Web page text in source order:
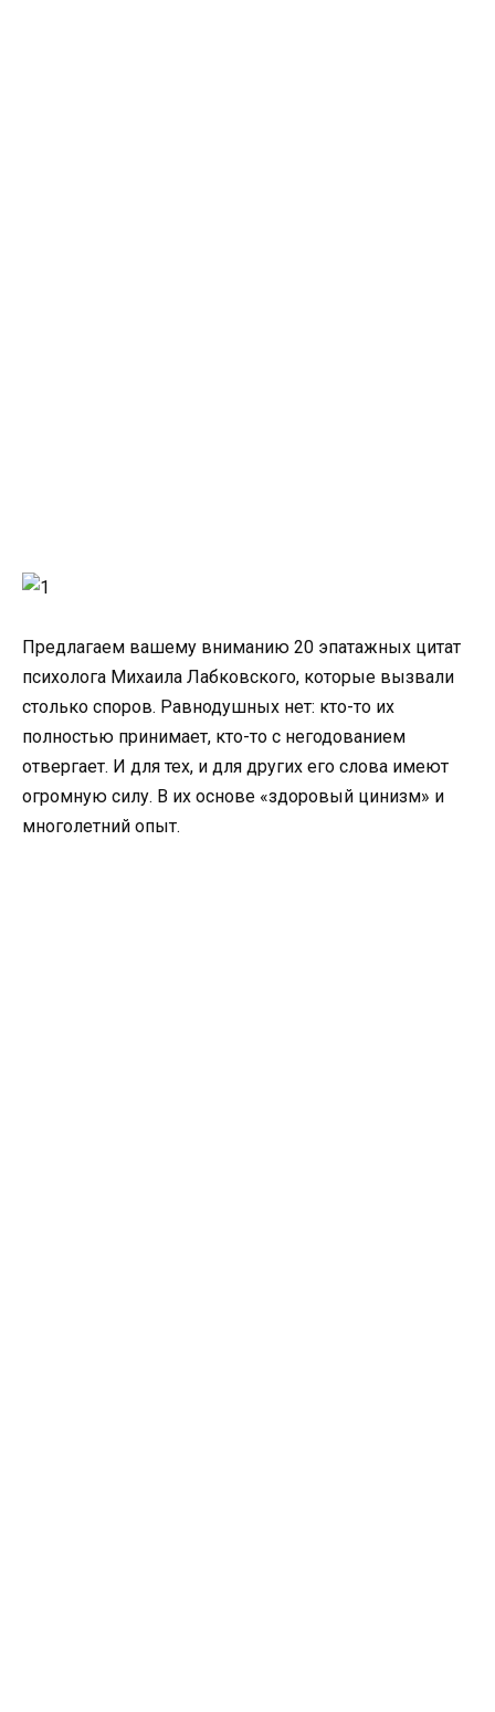
Предлагаем вашему вниманию 20 эпатажных цитат
психолога Михаила Лабковского, которые вызвали
столько споров. Равнодушных нет: кто-то их
полностью принимает, кто-то с негодованием
отвергает. И для тех, и для других его слова имеют
огромную силу. В их основе «здоровый цинизм» и
многолетний опыт.